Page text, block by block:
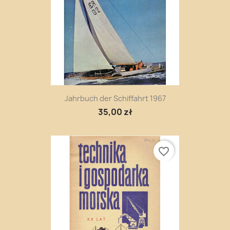
Jahrbuch der Schiffahrt 1967
35,00 zł
favorite_border